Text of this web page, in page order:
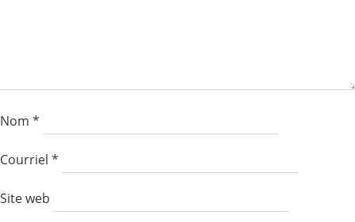
Nom *
Courriel *
Site web